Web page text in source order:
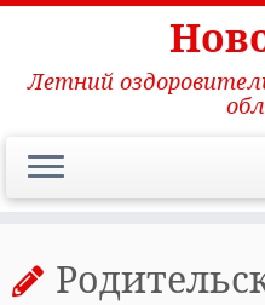
содержимому
Летний